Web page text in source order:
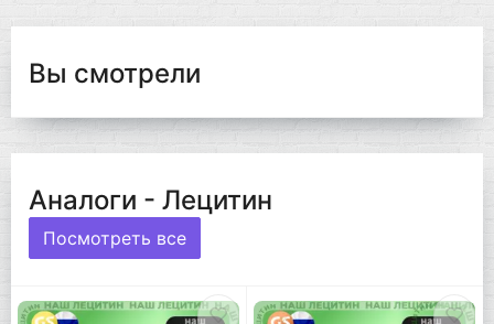
Вы смотрели
Аналоги - Лецитин
Посмотреть все